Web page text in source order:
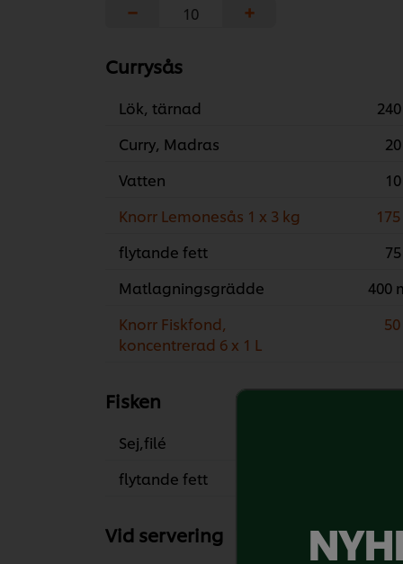
−
+
Currysås
Lök, tärnad
Curry, Madras
Vatten
Knorr Lemonesås 1 x 3 kg
flytande fett
Matlagningsgrädde
400
Knorr Fiskfond,
koncentrerad 6 x 1 L
Fisken
Sej,filé
flytande fett
Vid servering